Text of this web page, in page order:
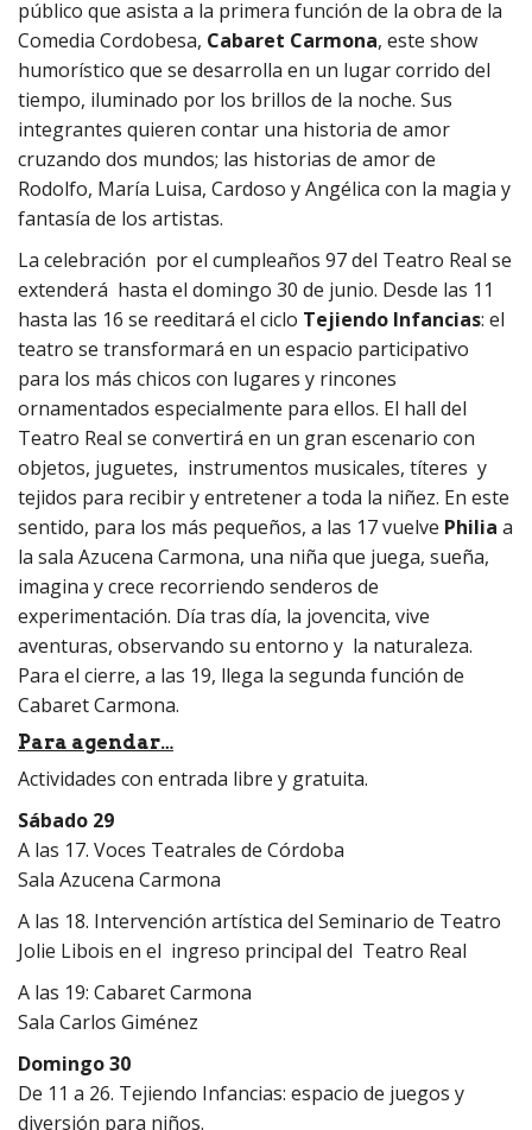
público que asista a la primera función de la obra de la
Comedia Cordobesa, Cabaret Carmona, este show
humorístico que se desarrolla en un lugar corrido del
tiempo, iluminado por los brillos de la noche. Sus
integrantes quieren contar una historia de amor
cruzando dos mundos; las historias de amor de
Rodolfo, María Luisa, Cardoso y Angélica con la magia y
fantasía de los artistas.
La celebración por el cumpleaños 97 del Teatro Real se
extenderá hasta el domingo 30 de junio. Desde las 11
hasta las 16 se reeditará el ciclo Tejiendo Infancias: el
teatro se transformará en un espacio participativo
para los más chicos con lugares y rincones
ornamentados especialmente para ellos. El hall del
Teatro Real se convertirá en un gran escenario con
objetos, juguetes, instrumentos musicales, títeres y
tejidos para recibir y entretener a toda la niñez. En este
sentido, para los más pequeños, a las 17 vuelve Philia a
la sala Azucena Carmona, una niña que juega, sueña,
imagina y crece recorriendo senderos de
experimentación. Día tras día, la jovencita, vive
aventuras, observando su entorno y la naturaleza.
Para el cierre, a las 19, llega la segunda función de
Cabaret Carmona.
Para agendar…
Actividades con entrada libre y gratuita.
Sábado 29
A las 17. Voces Teatrales de Córdoba
Sala Azucena Carmona
A las 18. Intervención artística del Seminario de Teatro
Jolie Libois en el ingreso principal del Teatro Real
A las 19: Cabaret Carmona
Sala Carlos Giménez
Domingo 30
De 11 a 26. Tejiendo Infancias: espacio de juegos y
diversión para niños.